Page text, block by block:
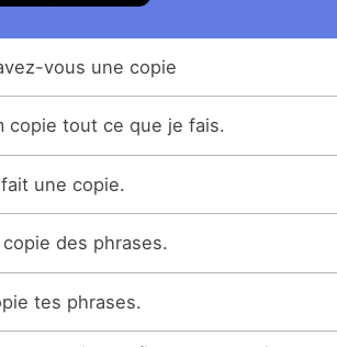
vous une copie
copie tout ce que je fais.
une copie.
copie des phrases.
tes phrases.